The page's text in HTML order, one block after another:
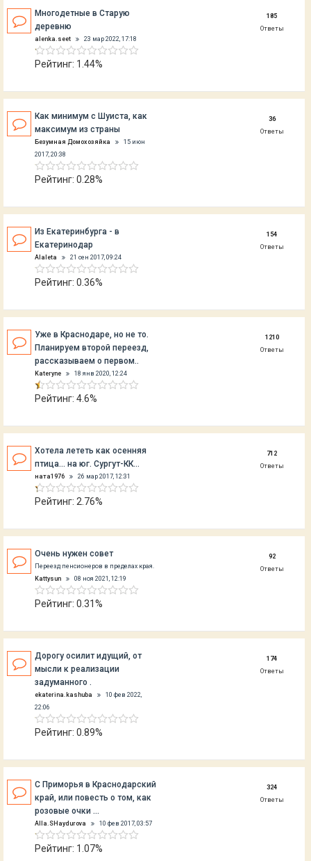
Многодетные в Старую
деревню
alenka.seet 23 мар 2022, 17:18
Рейтинг: 1.44%
185
Ответы
Как минимум с Шуиста, как
максимум из страны
Безумная Домохозяйка
15 июн
2017, 20:38
Рейтинг: 0.28%
36
Ответы
Из Екатеринбурга - в
Екатеринодар
Alaleta 21 сен 2017, 09:24
Рейтинг: 0.36%
154
Ответы
Уже в Краснодаре, но не то.
Планируем второй переезд,
рассказываем о первом..
Kateryne 18 янв 2020, 12:24
Рейтинг: 4.6%
1210
Ответы
Хотела лететь как осенняя
птица... на юг. Сургут-КК...
ната1976 26 мар 2017, 12:31
Рейтинг: 2.76%
712
Ответы
Очень нужен совет
Переезд пенсионеров в пределах края.
Kattysun
08 ноя 2021, 12:19
Рейтинг: 0.31%
92
Ответы
Дорогу осилит идущий, от
мысли к реализации
задуманного .
ekaterina.kashuba
10 фев 2022,
22:06
Рейтинг: 0.89%
174
Ответы
C Приморья в Краснодарский
край, или повесть о том, как
розовые очки …
Alla.SHaydurova 10 фев 2017, 03:57
Рейтинг: 1.07%
324
Ответы